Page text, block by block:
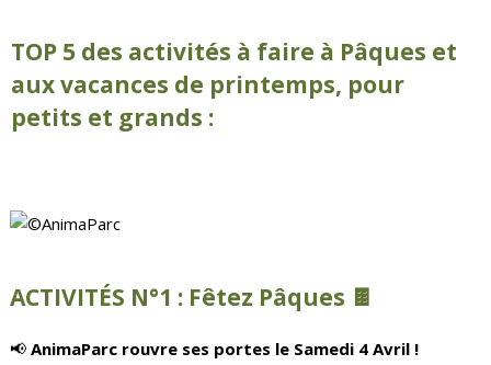
TOP 5 des activités à faire à Pâques et
aux vacances de printemps, pour
petits et grands :
ACTIVITÉS N°1 :Fêtez Pâques 🍫
📢 AnimaParc rouvre ses portes le Samedi 4 Avril !